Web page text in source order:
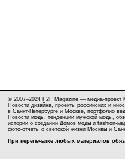
© 2007–2024 F2F Magazine — медиа-проект
Новости дизайна, проекты российских и
в Санкт-Петербурге и Москве, портфолио
Новости моды, тенденции мужской моды,
истории о создании Домов моды и fashion-
фото-отчеты о светской жизни Москвы и
При перепечатке любых материалов